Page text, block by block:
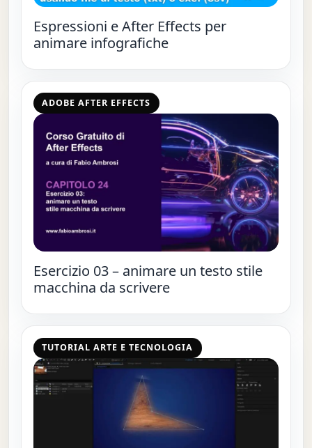
Espressioni e After Effects per
animare infografiche
ADOBE AFTER EFFECTS
Esercizio 03 – animare un testo stile
macchina da scrivere
TUTORIAL ARTE E TECNOLOGIA